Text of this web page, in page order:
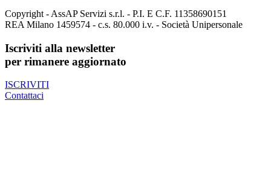
Copyright - AssAP Servizi s.r.l. - P.I. E C.F. 11358690151
REA Milano 1459574 - c.s. 80.000 i.v. - Società Unipersonale
Iscriviti alla newsletter
per rimanere aggiornato
ISCRIVITI
Contattaci